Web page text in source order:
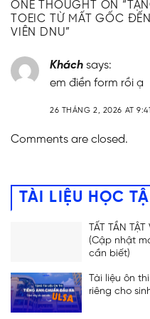
ONE THOUGHT ON “
TOEIC TỪ MẤT GỐC
VIÊN DNU”
Khách says:
em điền form rồi ạ
26 THÁNG 2, 2026 AT
Comments are closed.
TÀI LIỆU HỌC
TẤT TẦN
(Cập nhật
cần biết)
Tài liệu ôn
riêng cho